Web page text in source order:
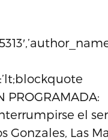
PROGRAMADA:
el
Las